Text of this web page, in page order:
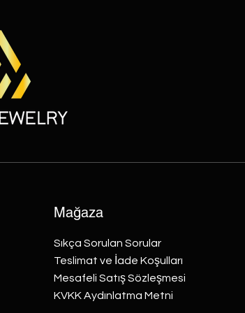
Mağaza
Sıkça Sorulan Sorular
Teslimat ve İade Koşulları
Mesafeli Satış Sözleşmesi
KVKK Aydınlatma Metni